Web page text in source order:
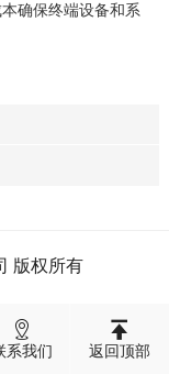
确保终端设备和系
版权所有
系我们 返回顶部